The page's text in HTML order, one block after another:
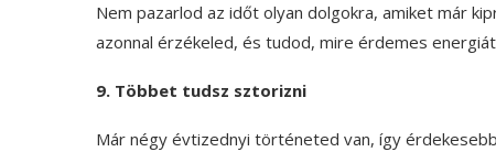
Nem pazarlod az időt olyan dolgokra, amiket már
azonnal érzékeled, és tudod, mire érdemes
9. Többet tudsz sztorizni
Már négy évtizednyi történeted van, így